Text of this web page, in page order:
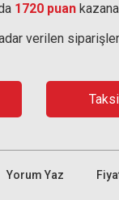
1720 puan
verilen
Yorum Yaz